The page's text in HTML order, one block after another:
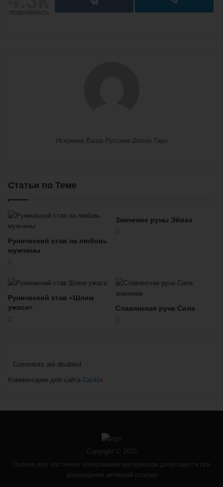
ПОДЕЛИЛИСЬ
Искренне Ваша Русская Школа Таро
Статьи по Теме
Рунический став на любовь
мужчины
Значение руны Эйваз
Рунический став «Шлем
ужаса»
Славянская руна Сила
Comments are disabled
Комментарии для сайта Cackle
Copyright © 2025
Полное или частичное копирование материалов допускается при
размещении активной ссылки